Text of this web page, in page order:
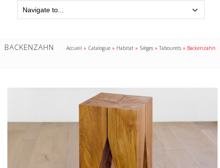
BACKENZAHN Accueil » Catalogue » Habitat » Sièges »Tabourets » Backenzahn